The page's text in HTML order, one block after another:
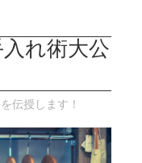
れ術大公
伝授します！